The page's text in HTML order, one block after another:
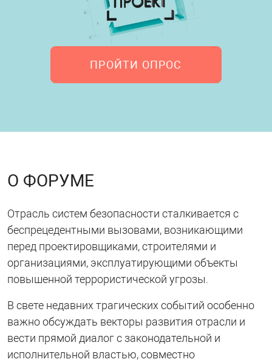
ПРОЙТИ ОПРОС
О ФОРУМЕ
Отрасль систем безопасности сталкивается с
беспрецедентными вызовами, возникающими
перед проектировщиками, строителями и
организациями, эксплуатирующими объекты
повышенной террористической угрозы.
В свете недавних трагических событий особенно
важно обсуждать векторы развития отрасли и
вести прямой диалог с законодательной и
исполнительной властью, совместно